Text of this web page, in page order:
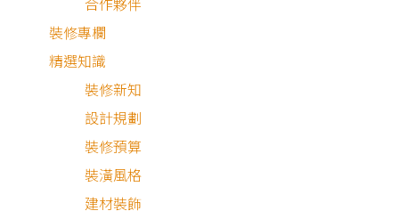
合作夥伴
裝修專欄
精選知識
裝修新知
設計規劃
裝修預算
裝潢風格
建材裝飾